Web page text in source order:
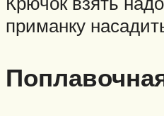
приманку